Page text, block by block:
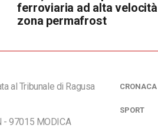
ferroviaria ad alta
zona permafrost
al Tribunale di Ragusa
- 97015 MODICA
CRONACA
SPORT